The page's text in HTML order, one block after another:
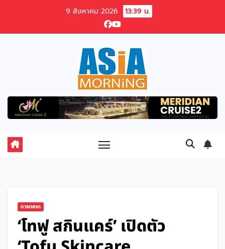
content
9 สิงหาคม 2026 13:39 น.
การตลาด
‘โทฟู สกินแคร์’ เปิดตัว